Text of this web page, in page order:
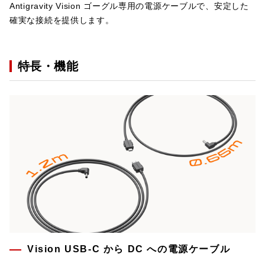
Antigravity Vision ゴーグル専用の電源ケーブルで、安定した
確実な接続を提供します。
特長・機能
Vision USB-C から DC への電源ケーブル